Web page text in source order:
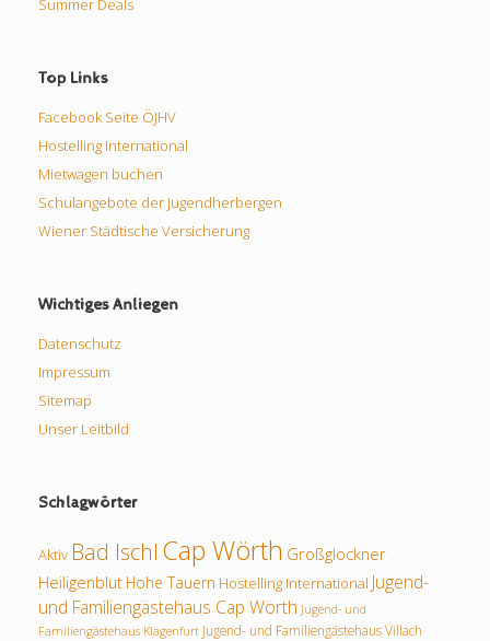
Summer Deals
Top Links
Facebook Seite ÖJHV
Hostelling International
Mietwagen buchen
Schulangebote der Jugendherbergen
Wiener Städtische Versicherung
Wichtiges Anliegen
Datenschutz
Impressum
Sitemap
Unser Leitbild
Schlagwörter
Aktiv Bad Ischl Cap Wörth Großglockner
Heiligenblut Hohe Tauern Hostelling International Jugend-
und Familiengästehaus Cap Wörth Jugend- und
Familiengästehaus Klagenfurt Jugend- und Familiengästehaus Villach